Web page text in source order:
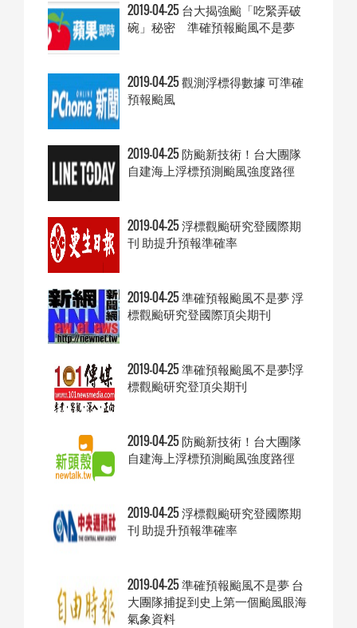
2019-04-25 ​台大揭強颱「吃緊弄破
碗」秘密 準確預報颱風不是夢
2019-04-25 觀測浮標得數據 可準確
預報颱風
2019-04-25 防颱新技術！台大團隊
自建海上浮標預測颱風強度路徑
2019-04-25 浮標觀颱研究登國際期
刊 助提升預報準確率
2019-04-25 準確預報颱風不是夢 浮
標觀颱研究登國際頂尖期刊
2019-04-25 準確預報颱風不是夢!浮
標觀颱研究登頂尖期刊
2019-04-25 防颱新技術！台大團隊
自建海上浮標預測颱風強度路徑
2019-04-25 浮標觀颱研究登國際期
刊 助提升預報準確率
2019-04-25 準確預報颱風不是夢 台
大團隊捕捉到史上第一個颱風眼海
氣象資料